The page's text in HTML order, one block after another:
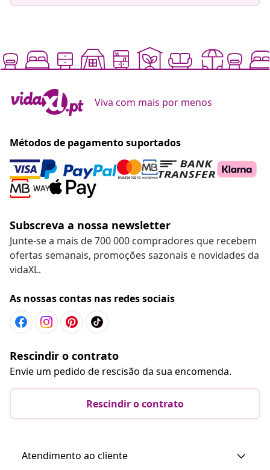
Viva com mais por menos
Métodos de pagamento suportados
Subscreva a nossa newsletter
Junte-se a mais de 700 000 compradores que recebem
ofertas semanais, promoções sazonais e novidades da
vidaXL.
As nossas contas nas redes sociais
Rescindir o contrato
Envie um pedido de rescisão da sua encomenda.
Rescindir o contrato
Atendimento ao cliente